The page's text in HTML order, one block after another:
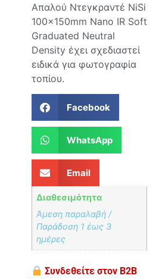
Απαλού Ντεγκραντέ NiSi
100x150mm Nano IR Soft
Graduated Neutral
Density έχει σχεδιαστεί
ειδικά για φωτογραφία
τοπίου.
Facebook
WhatsApp
Email
Διαθεσιμότητα
Άμεση παραλαβή /
Παράδoση 1 έως 3
ημέρες
Συνδεθείτε στον B2B